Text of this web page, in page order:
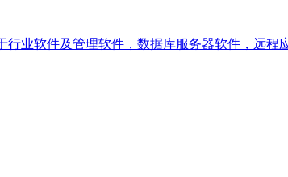
业软件及管理软件，数据库服务器软件，远程